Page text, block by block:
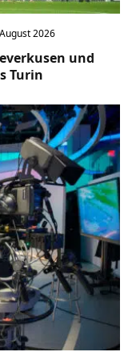
2026
und
Turin